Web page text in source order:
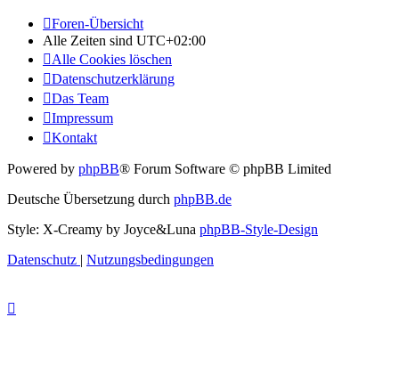
Foren-Übersicht
Alle Zeiten sind UTC+02:00
Alle Cookies löschen
Datenschutzerklärung
Das Team
Impressum
Kontakt
Powered by phpBB® Forum Software © phpBB Limited
Deutsche Übersetzung durch phpBB.de
Style: X-Creamy by Joyce&Luna phpBB-Style-Design
Datenschutz
Nutzungsbedingungen